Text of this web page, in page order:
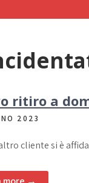
ritiro a
2023
cliente si è